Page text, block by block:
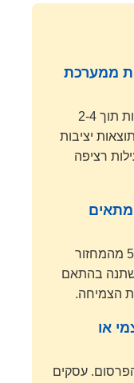
ממערכת
בדרך כלל, תוצאות ראשוניות נראות תוך 2-4
יציבות
של פעילות רציפה
המלצה כללית היא להקצות 5-10% מהמחזור
בהתאם
הצמיחה.
או
עסקים